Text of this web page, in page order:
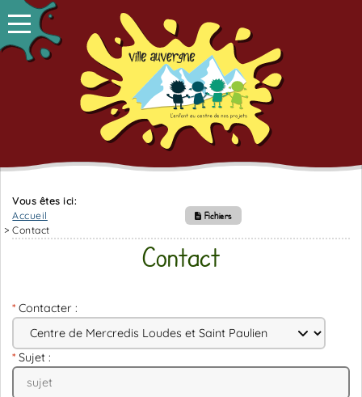
Vous êtes ici:
Accueil
Contact
Fichiers
Contact
Contacter :
Sujet :